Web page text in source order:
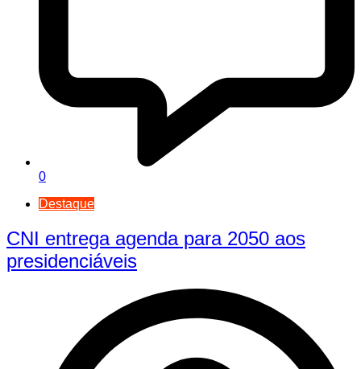
0
Destaque
CNI entrega agenda para 2050 aos
presidenciáveis